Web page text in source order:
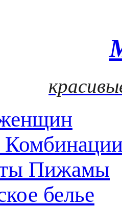
Пижамы
белье